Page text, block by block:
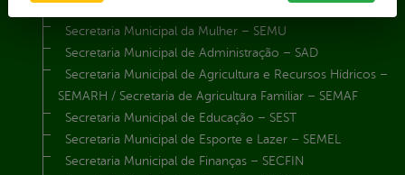
Secretaria Municipal da Mulher – SEMU
Secretaria Municipal de Administração – SAD
Secretaria Municipal de Agricultura e Recursos Hídricos –
SEMARH / Secretaria de Agricultura Familiar – SEMAF
Secretaria Municipal de Educação – SEST
Secretaria Municipal de Esporte e Lazer – SEMEL
Secretaria Municipal de Finanças – SECFIN